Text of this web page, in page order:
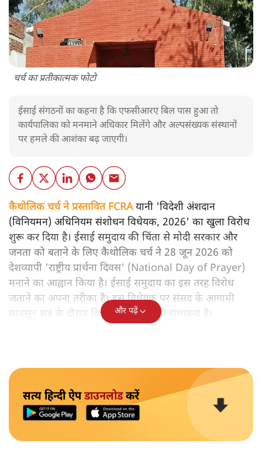
चर्च का प्रतीकात्मक फोटो
ईसाई संगठनों का कहना है कि एफसीआरए बिल पास हुआ तो
कार्यपालिका को मनमाने अधिकार मिलेंगे और अल्पसंख्यक संस्थानों
पर हमले की आशंका बढ़ जाएगी।
कैथोलिक चर्च ने प्रस्तावित FCRAयानी 'विदेशी अंशदान
(विनियमन) अधिनियम संशोधन विधेयक, 2026' का खुला विरोध
शुरू कर दिया है। ईसाई समुदाय की चिंता से मोदी सरकार और
जनता को बताने के लिए कैथोलिक चर्च ने 28 जून 2026 को
देशव्यापी 'राष्ट्रीय प्रार्थना दिवस' (National Day of Prayer)
मनाने का आह्वान किया है। ईसाई समुदाय का इस तरह विरोध
जताने का अपना तरीका है। इस विधेयक पर संसद के आगामी
मानसून सत्र के दौरान विचार किए जाने की संभावना है।
और पढ़ें
सत्य हिन्दी ऐपडाउनलोडकरें